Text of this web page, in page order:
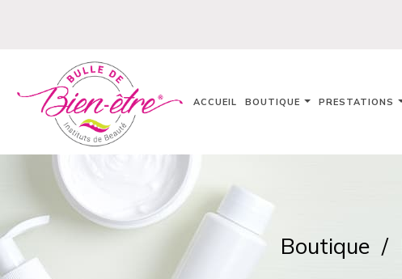
ACCUEIL BOUTIQUE PRESTATIONS
Boutique